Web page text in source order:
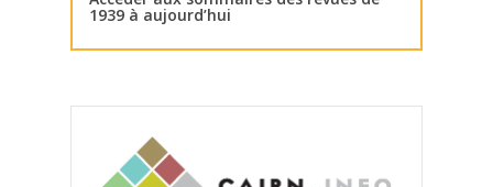
1939 à aujourd’hui